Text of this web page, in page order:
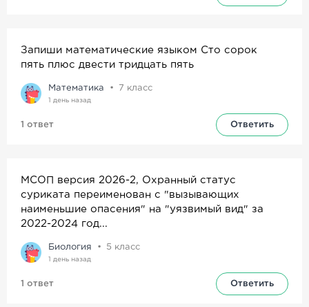
Запиши математические языком Сто сорок
пять плюс двести тридцать пять
Математика 7 класс
1 день назад
1 ответ Ответить
МСОП версия 2026-2, Охранный статус
суриката переименован с "вызывающих
наименьшие опасения" на "уязвимый вид" за
2022-2024 год...
Биология 5 класс
1 день назад
1 ответ Ответить